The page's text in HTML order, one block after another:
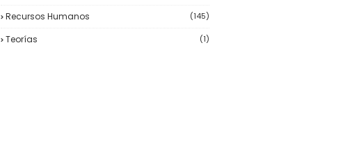
Recursos Humanos (145)
Teorías (1)